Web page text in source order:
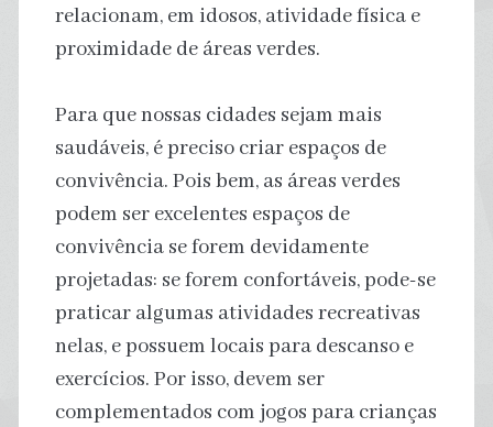
relacionam, em idosos, atividade física e
proximidade de áreas verdes.
Para que nossas cidades sejam mais
saudáveis, é preciso criar espaços de
convivência. Pois bem, as áreas verdes
podem ser excelentes espaços de
convivência se forem devidamente
projetadas: se forem confortáveis, pode-se
praticar algumas atividades recreativas
nelas, e possuem locais para descanso e
exercícios. Por isso, devem ser
complementados com jogos para crianças